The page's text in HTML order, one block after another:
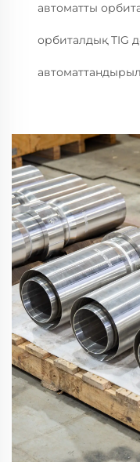
автоматты
орбиталдық TIG